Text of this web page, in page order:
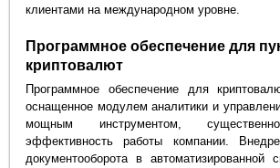
клиентами на международном уровне.
Программное обеспечение для
криптовалют
Программное обеспечение для
оснащенное модулем аналитики и
мощным инструментом,
эффективность работы компании.
документооборота в автоматизированной